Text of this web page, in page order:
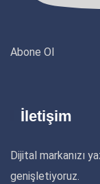
Abone Ol
İletişim
Dijital markanızı
genişletiyoruz.